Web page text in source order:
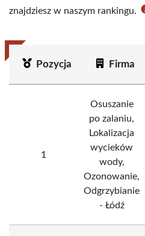
znajdziesz w naszym rankingu.
Pozycja Firma
1
Osuszanie
po zalaniu,
Lokalizacja
wycieków
wody,
Ozonowanie,
Odgrzybianie
- Łódź